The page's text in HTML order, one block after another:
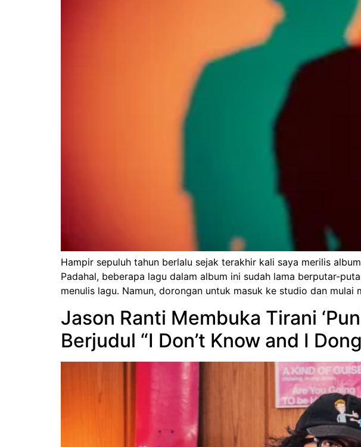
Hampir sepuluh tahun berlalu sejak terakhir kali saya merilis
Padahal, beberapa lagu dalam album ini sudah lama berputar-
menulis lagu. Namun, dorongan untuk masuk ke studio dan
Jason Ranti Membuka Tirani
Berjudul “I Don’t Know and I